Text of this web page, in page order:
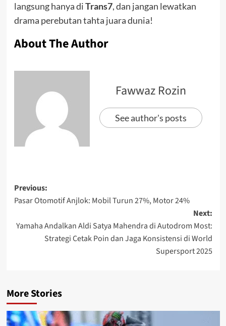
langsung hanya diTrans7, dan jangan lewatkan
drama perebutan tahta juara dunia!
About The Author
Fawwaz Rozin
See author's posts
Previous:
Pasar Otomotif Anjlok: Mobil Turun 27%, Motor 24%
Next:
Yamaha Andalkan Aldi Satya Mahendra di Autodrom Most:
Strategi Cetak Poin dan Jaga Konsistensi di World
Supersport 2025
More Stories